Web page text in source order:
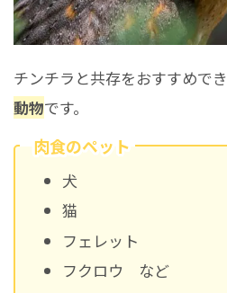
チンチラと共存をおすすめで
動物です。
肉食のペット
犬
猫
フェレット
フクロウ など